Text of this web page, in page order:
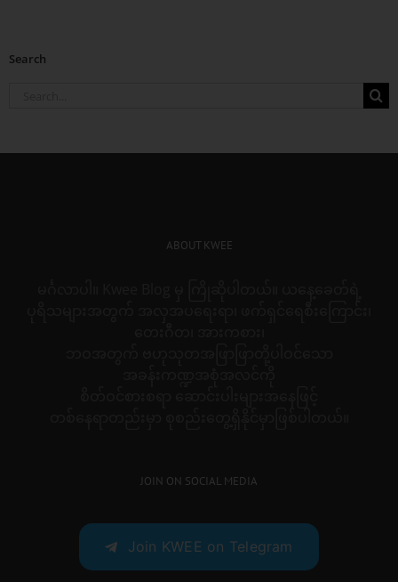
Search
ABOUT KWEE
JOIN ON SOCIAL MEDIA
Join KWEE on Telegram